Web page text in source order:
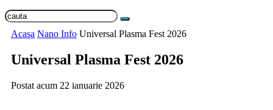
Acasa Nano Info Universal Plasma Fest 2026
Universal Plasma Fest 2026
Postat acum 22 ianuarie 2026